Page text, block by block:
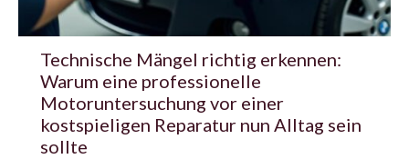
Technische Mängel richtig erkennen:
Warum eine professionelle
Motoruntersuchung vor einer
kostspieligen Reparatur nun Alltag sein
sollte